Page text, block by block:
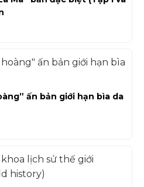
ấn bản giới hạn bìa da